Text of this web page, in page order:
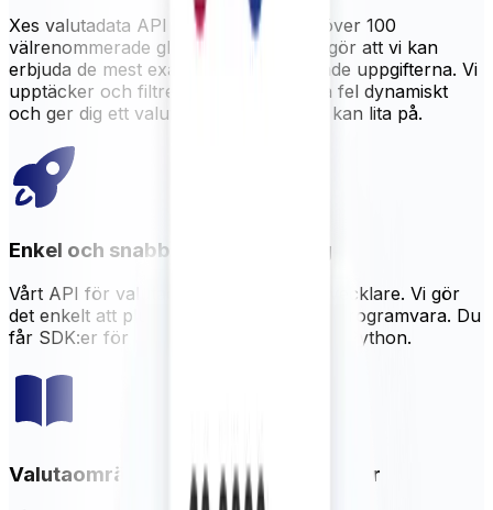
Xes valutadata API är integrerat med över 100
välrenommerade globala källor. Detta gör att vi kan
erbjuda de mest exakta och uppdaterade uppgifterna. Vi
upptäcker och filtrerar bort eventuella fel dynamiskt
och ger dig ett valuta-API och data du kan lita på.
Enkel och snabb implementering
Vårt API för valutadata är byggt för utvecklare. Vi gör
det enkelt att plugga in till din befintliga programvara. Du
får SDK:er för Java, NodeJS, PHP och Python.
Valutaomräkningsverktyg och kurser